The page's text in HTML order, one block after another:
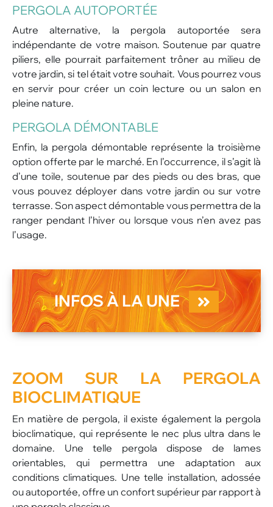
PERGOLA AUTOPORTÉE
Autre alternative, la pergola autoportée sera
indépendante de votre maison. Soutenue par quatre
piliers, elle pourrait parfaitement trôner au milieu de
votre jardin, si tel était votre souhait. Vous pourrez vous
en servir pour créer un coin lecture ou un salon en
pleine nature.
PERGOLA DÉMONTABLE
Enfin, la pergola démontable représente la troisième
option offerte par le marché. En l’occurrence, il s’agit là
d’une toile, soutenue par des pieds ou des bras, que
vous pouvez déployer dans votre jardin ou sur votre
terrasse. Son aspect démontable vous permettra de la
ranger pendant l’hiver ou lorsque vous n’en avez pas
l’usage.
INFOS À LA UNE
ZOOM SUR LA PERGOLA
BIOCLIMATIQUE
En matière de pergola, il existe également la pergola
bioclimatique, qui représente le nec plus ultra dans le
domaine. Une telle pergola dispose de lames
orientables, qui permettra une adaptation aux
conditions climatiques. Une telle installation, adossée
ou autoportée, offre un confort supérieur par rapport à